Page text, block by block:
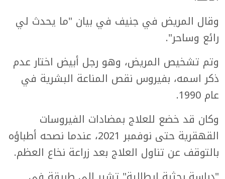
وقال المريض في جنيف في بيان "ما يحدث لي
رائع وساحر".
وتم تشخيص المريض، وهو رجل أبيض اختار عدم
ذكر اسمه، بفيروس نقص المناعة البشرية في
عام 1990.
وكان قد خضع للعلاج بمضادات الفيروسات
القهقرية حتى نوفمبر 2021، عندما نصحه أطباؤه
بالتوقف عن تناول العلاج بعد زراعة نخاع العظم.